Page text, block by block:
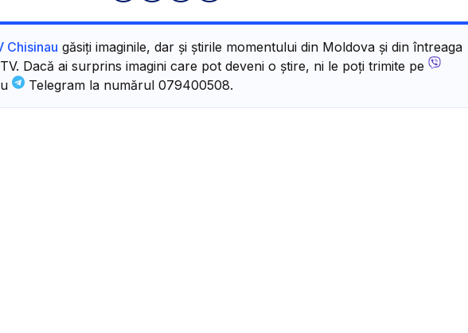
Chisinau găsiți imaginile, dar și știrile momentului din Moldova și din întreaga
Dacă ai surprins imagini care pot deveni o știre, ni le poți trimite pe
Telegram la numărul 079400508.